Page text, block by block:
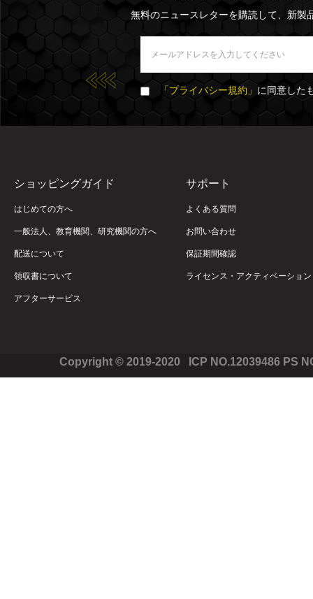
無料のニュースレターを購読して、新製
「プライバシー規約」 に同意した
ショッピングガイド
はじめての方へ
一般法人、教育機関、研究機関の方へ
配送について
領収書について
アフターサービス
サポート
よくある質問
お問い合わせ
保証期間確認
ライセンス・アクティベーション
Copyright © 2019-2020 ICP NO.12039486 PS